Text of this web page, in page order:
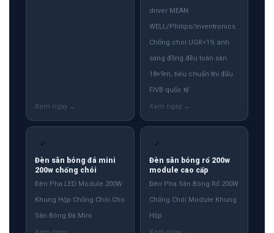
driver MEAN
WELL/Philips/Inventronics.
Chống chói UGR<19, ánh
sáng đồng đều toàn sân
18×9m, tiêu chuẩn thi đấu
FIVB quốc tế
✓
Đèn sân bóng đá mini
200w chống chói
Đèn Pha LED Module 200W
Khung Hộp Chống Chói Cho
Sân Bóng Đá Mini
✓
Đèn sân bóng rổ 200w
module cao cấp
Đèn Pha Sân Bóng Rổ 200W
Chống Chói Module Khung
Hộp